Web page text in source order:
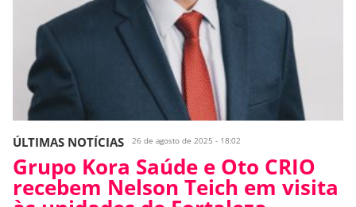
ÚLTIMAS NOTÍCIAS 26 de agosto de 2025 - 18:02
Grupo Kora Saúde e Oto CRIO
recebem Nelson Teich em visita